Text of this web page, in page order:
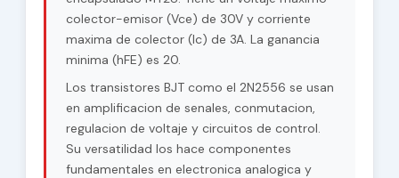
colector-emisor (Vce) de 30V y corriente
maxima de colector (Ic) de 3A. La ganancia
minima (hFE) es 20.
Los transistores BJT como el 2N2556 se usan
en amplificacion de senales, conmutacion,
regulacion de voltaje y circuitos de control.
Su versatilidad los hace componentes
fundamentales en electronica analogica y